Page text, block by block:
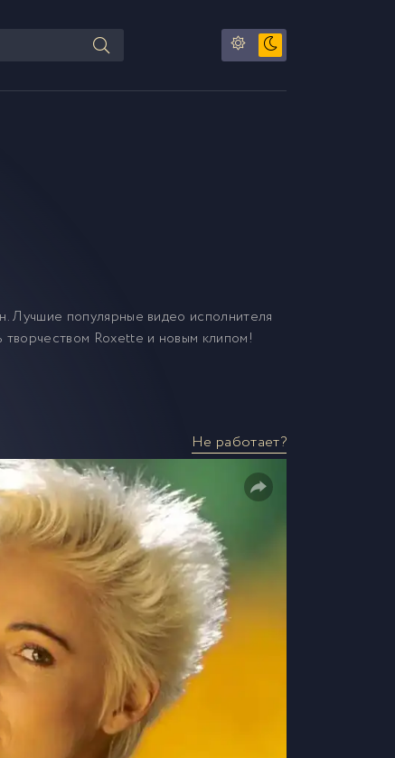
Лучшие популярные видео исполнителя
творчеством Roxette и новым клипом!
Не работает?